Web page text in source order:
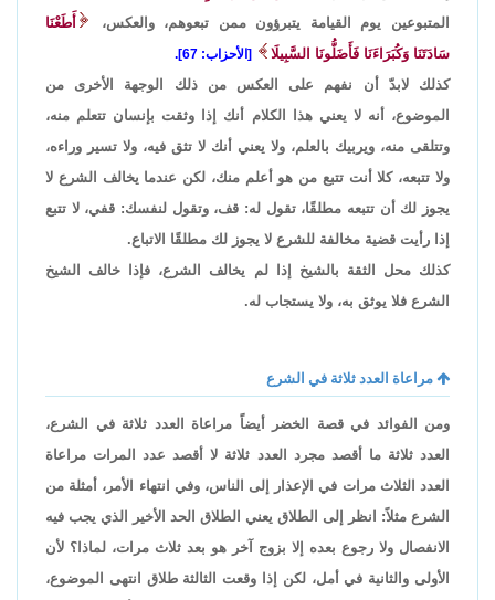
المتبوعين يوم القيامة يتبرؤون ممن تبعوهم، والعكس،
أَطَعْنَا
سَادَتَنَا وَكُبَرَاءَنَا فَأَضَلُّونَا السَّبِيلَا
[الأحزاب: 67].
كذلك لابدّ أن نفهم على العكس من ذلك الوجهة الأخرى من
الموضوع، أنه لا يعني هذا الكلام أنك إذا وثقت بإنسان تتعلم منه،
وتتلقى منه، ويربيك بالعلم، ولا يعني أنك لا تثق فيه، ولا تسير وراءه،
ولا تتبعه، كلا أنت تتبع من هو أعلم منك، لكن عندما يخالف الشرع لا
يجوز لك أن تتبعه مطلقًا، تقول له: قف، وتقول لنفسك: قفي، لا تتبع
إذا رأيت قضية مخالفة للشرع لا يجوز لك مطلقًا الاتباع.
كذلك محل الثقة بالشيخ إذا لم يخالف الشرع، فإذا خالف الشيخ
الشرع فلا يوثق به، ولا يستجاب له.
مراعاة العدد ثلاثة في الشرع
ومن الفوائد في قصة الخضر أيضاً مراعاة العدد ثلاثة في الشرع،
العدد ثلاثة ما أقصد مجرد العدد ثلاثة لا أقصد عدد المرات مراعاة
العدد الثلاث مرات في الإعذار إلى الناس، وفي انتهاء الأمر، أمثلة من
الشرع مثلاً: انظر إلى الطلاق يعني الطلاق الحد الأخير الذي يجب فيه
الانفصال ولا رجوع بعده إلا بزوج آخر هو بعد ثلاث مرات، لماذا؟ لأن
الأولى والثانية في أمل، لكن إذا وقعت الثالثة طلاق انتهى الموضوع،